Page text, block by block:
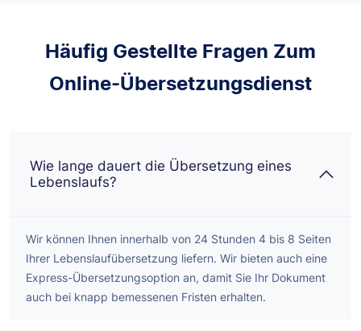
Häufig Gestellte Fragen Zum
Online-Übersetzungsdienst
Wie lange dauert die Übersetzung eines
Lebenslaufs?
Wir können Ihnen innerhalb von 24 Stunden 4 bis 8 Seiten
Ihrer Lebenslaufübersetzung liefern. Wir bieten auch eine
Express-Übersetzungsoption an, damit Sie Ihr Dokument
auch bei knapp bemessenen Fristen erhalten.